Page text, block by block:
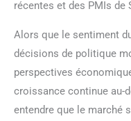
récentes et des PMIs de
Alors que le sentiment
décisions de politique
perspectives
croissance continue au-
entendre que le marché